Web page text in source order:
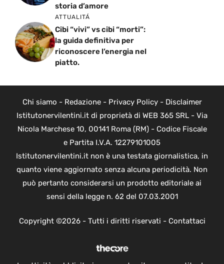
storia d’amore
ATTUALITÁ
Cibi “vivi” vs cibi “morti”:
la guida definitiva per
riconoscere l’energia nel
piatto.
Chi siamo - Redazione- Privacy Policy- Disclaimer
Istitutonervilentini.it di proprietà di WEB 365 SRL - Via
Nicola Marchese 10, 00141 Roma (RM) - Codice Fiscale
e Partita I.V.A. 12279101005
Istitutonervilentini.it non è una testata giornalistica, in
quanto viene aggiornato senza alcuna periodicità. Non
può pertanto considerarsi un prodotto editoriale ai
sensi della legge n. 62 del 07.03.2001
Copyright ©2026 - Tutti i diritti riservati - Contattaci